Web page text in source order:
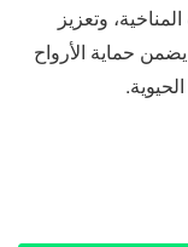
وتعزيز
يضمن حماية الأرواح